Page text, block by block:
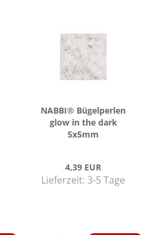
NABBI® Bü­gel­per­len
glow in the dark
5x5mm
4,39 EUR
Lieferzeit: 3-5 Tage